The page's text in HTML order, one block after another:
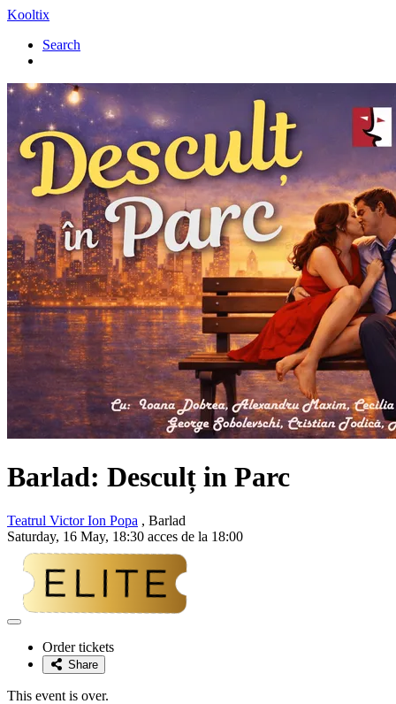
Kooltix
Search
Barlad: Desculț in Parc
Teatrul Victor Ion Popa , Barlad
Saturday, 16 May, 18:30 acces de la 18:00
Adaugă
favoriteOrder tickets
Share
This event is over.